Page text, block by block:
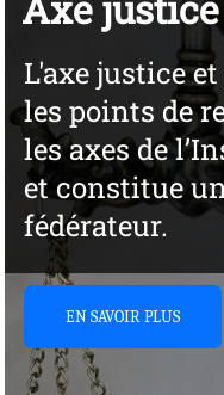
favorise
entre tous
Droit Privé
thématique